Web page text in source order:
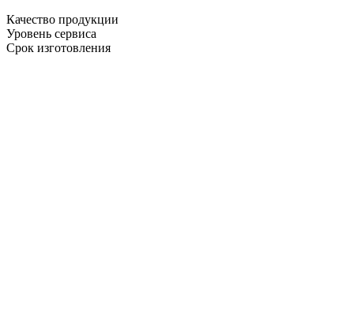
Качество продукции
Уровень сервиса
Срок изготовления